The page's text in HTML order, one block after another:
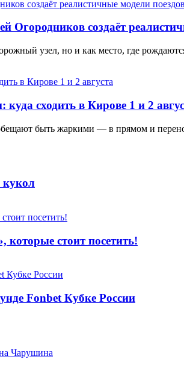
Огородников создаёт
узел, но и как место, где
сходить в Кирове 1 и 2
быть жаркими — в прямом и
кукол
стоит посетить!
Fonbet Кубке России